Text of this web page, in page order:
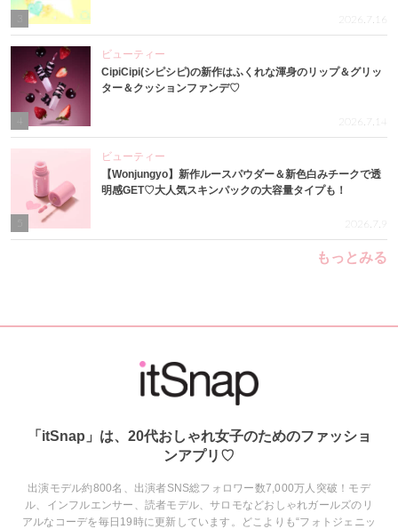
3 2026.7.16
4
ビューティー
CipiCipi(シピシピ)の新作はふくれな渾身のリップ＆グリッ
ター＆クッションファンデ♡
2026.7.14
ビューティー
【Wonjungyo】新作ルースパウダー＆新色白みチークで透
明感GET♡大人気スキンパックの大容量タイプも！
2026.7.9
もっとみる
「itSnap」は、20代おしゃれ女子のためのファッショ
ンアプリ♡
出演モデル約800名、出演者SNS総フォロワー数7,000万人突破！モデ
ル、インフルエンサー、読者モデル、サロモなどおしゃれガールズのリ
アルなコーデを毎日19時に更新しています。どこよりも“フォトジェニッ